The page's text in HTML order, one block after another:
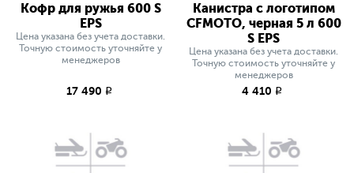
Кофр для ружья 600 S
EPS
Цена указана без учета доставки.
Точную стоимость уточняйте у
менеджеров
17 490 q
Канистра с логотипом
CFMOTO, черная 5 л 600
S EPS
Цена указана без учета доставки.
Точную стоимость уточняйте у
менеджеров
4 410 q